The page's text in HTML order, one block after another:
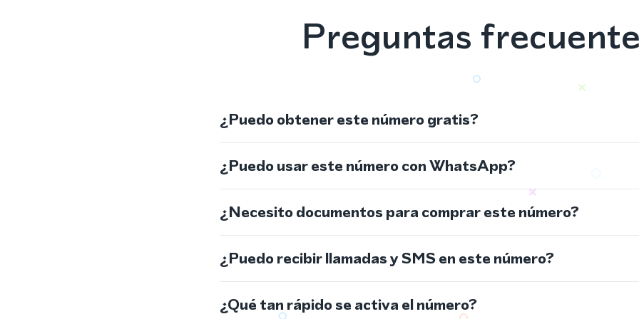
Preguntas
¿Puedo obtener este número gratis?
¿Puedo usar este número con WhatsApp?
¿Necesito documentos para comprar este número?
¿Puedo recibir llamadas y SMS en este número?
¿Qué tan rápido se activa el número?